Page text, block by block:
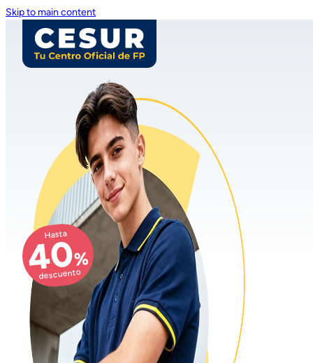
Skip to main content
Hasta
40%
descuento